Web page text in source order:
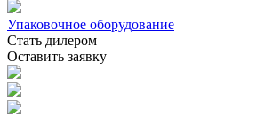
Упаковочное оборудование
Стать дилером
Оставить заявку